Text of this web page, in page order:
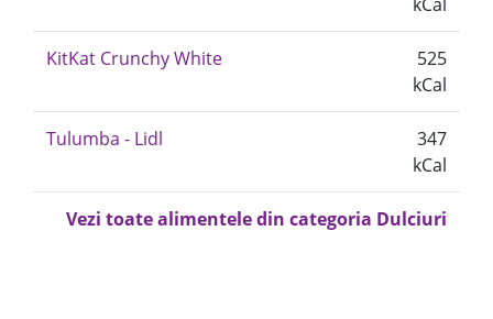
KitKat Crunchy White
525
kCal
Tulumba - Lidl
347
kCal
Vezi toate alimentele din categoria Dulciuri